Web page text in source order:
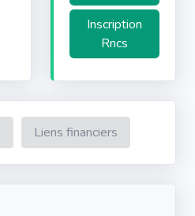
Inscription
Rncs
Liens financiers